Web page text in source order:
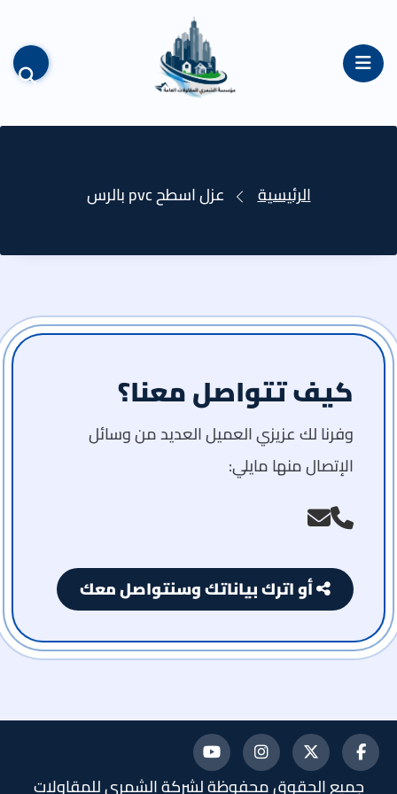
القائمة
الرئيسية عزل اسطح pvc بالرس
كيف تتواصل معنا؟
وفرنا لك عزيزي العميل العديد من وسائل
الإتصال منها مايلي:
تابعنا تابعنا تابعنا تابعنا
جميع الحقوق محفوظة لشركة الشمري للمقاولات